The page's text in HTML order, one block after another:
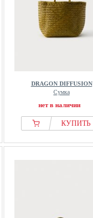
DRAGON DIFFUSION
Сумка
нет в наличии
КУПИТЬ